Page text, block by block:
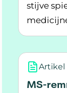
stijve
Lees
Artikel
MS-